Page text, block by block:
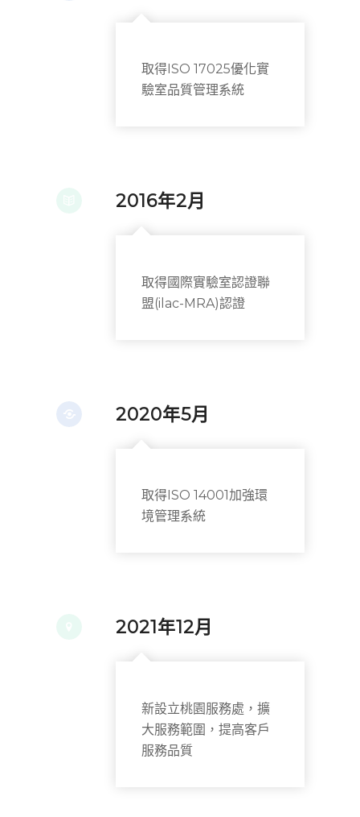
取得ISO 17025優化實
驗室品質管理系統
2016年2月
取得國際實驗室認證聯
盟(ilac-MRA)認證
2020年5月
取得ISO 14001加強環
境管理系統
2021年12月
新設立桃園服務處，擴
大服務範圍，提高客戶
服務品質